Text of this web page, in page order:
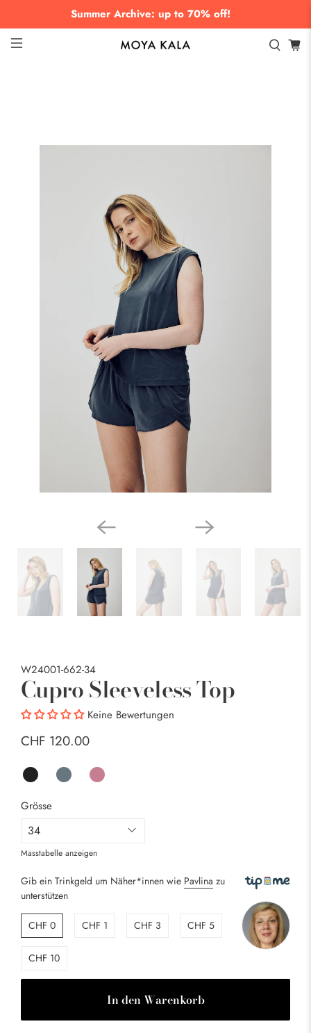
Summer Archive: up to 70% off!
W24001-662-34
Cupro Sleeveless Top
Keine Bewertungen
CHF 120.00
Grösse
Masstabelle anzeigen
Gib ein Trinkgeld um Näher*innen wie Pavlina zu
unterstützen
CHF 0 CHF 1 CHF 3 CHF 5
CHF 10
In den Warenkorb